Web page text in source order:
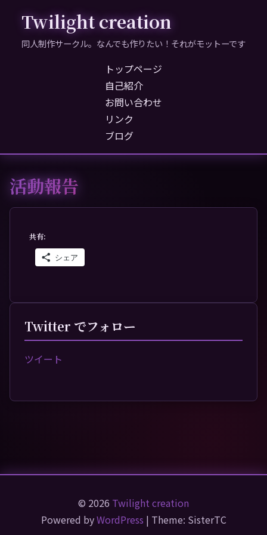
Twilight creation
同人制作サークル。なんでも作りたい！それがモットーです
トップページ
自己紹介
お問い合わせ
リンク
ブログ
活動報告
共有:
シェア
Twitter でフォロー
ツイート
© 2026 Twilight creation
Powered byWordPress | Theme: SisterTC